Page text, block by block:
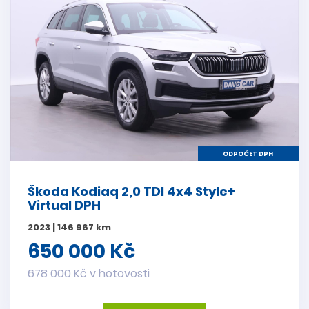
ODPOČET DPH
Škoda Kodiaq 2,0 TDI 4x4 Style+
Virtual DPH
2023 | 146 967 km
650 000 Kč
678 000 Kč v hotovosti